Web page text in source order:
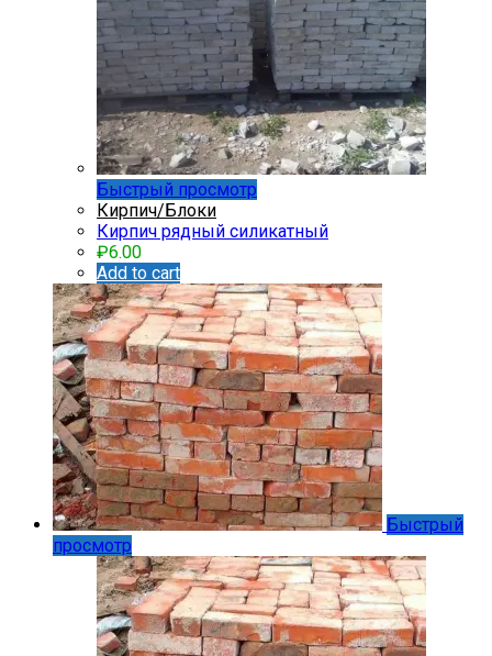
Быстрый просмотр
Кирпич/Блоки
Кирпич рядный силикатный
₽6.00
Add to cart
Быстрый
просмотр